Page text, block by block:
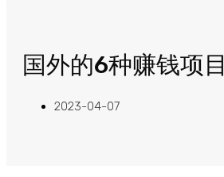
国外的6种赚钱项目
2023-04-07